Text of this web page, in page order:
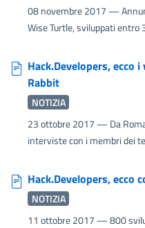
08 novembre 2017 —
Wise Turtle, sviluppati entro
Hack.Developers, ecco
Rabbit
NOTIZIA
23 ottobre 2017 — Da
interviste con i membri dei
Hack.Developers, ecco
NOTIZIA
11 ottobre 2017 — 800